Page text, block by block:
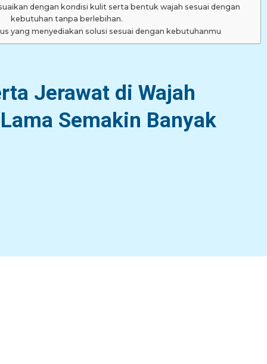
dengan kondisi kulit serta bentuk wajah sesuai dengan
kebutuhan tanpa berlebihan.
yang menyediakan solusi sesuai dengan kebutuhanmu
Jerawat di Wajah
Semakin Banyak